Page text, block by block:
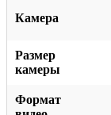
Камера
Размер
камеры
Формат